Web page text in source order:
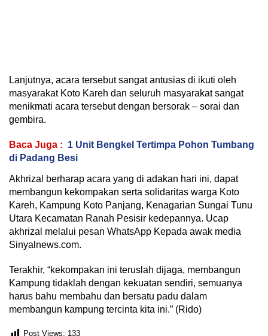
Lanjutnya, acara tersebut sangat antusias di ikuti oleh
masyarakat Koto Kareh dan seluruh masyarakat sangat
menikmati acara tersebut dengan bersorak – sorai dan
gembira.
Baca Juga : 1 Unit Bengkel Tertimpa Pohon Tumbang
di Padang Besi
Akhrizal berharap acara yang di adakan hari ini, dapat
membangun kekompakan serta solidaritas warga Koto
Kareh, Kampung Koto Panjang, Kenagarian Sungai Tunu
Utara Kecamatan Ranah Pesisir kedepannya. Ucap
akhrizal melalui pesan WhatsApp Kepada awak media
Sinyalnews.com.
Terakhir, “kekompakan ini teruslah dijaga, membangun
Kampung tidaklah dengan kekuatan sendiri, semuanya
harus bahu membahu dan bersatu padu dalam
membangun kampung tercinta kita ini.” (Rido)
Post Views: 133